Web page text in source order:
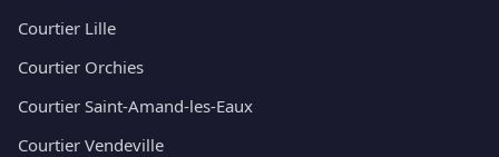
Courtier Lille
Courtier Orchies
Courtier Saint-Amand-les-Eaux
Courtier Vendeville